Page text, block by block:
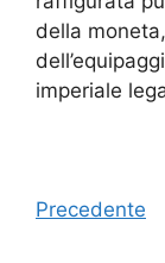
della
imperiale
Precedente